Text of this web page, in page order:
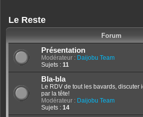
Le Reste
Forum
Présentation
Modérateur : Daijobu Team
Sujets : 11
Bla-bla
Le RDV de tout les bavards, discuter
par la tête!
Modérateur : Daijobu Team
Sujets : 14